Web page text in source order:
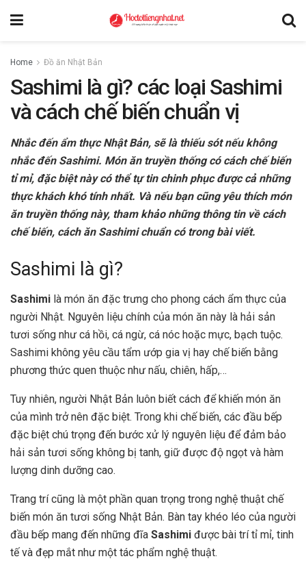
Home Đồ ăn Nhật Bản
Sashimi là gì? các loại Sashimi
và cách chế biến chuẩn vị
Nhắc đến ẩm thực Nhật Bản, sẽ là thiếu sót nếu không
nhắc đến Sashimi. Món ăn truyền thống có cách chế biến
tỉ mỉ, đặc biệt này có thể tự tin chinh phục được cả những
thực khách khó tính nhất. Và nếu bạn cũng yêu thích món
ăn truyền thống này, tham khảo những thông tin về cách
chế biến, cách ăn Sashimi chuẩn có trong bài viết.
Sashimi là gì?
Sashimi là món ăn đặc trưng cho phong cách ẩm thực của
người Nhật. Nguyên liệu chính của món ăn này là hải sản
tươi sống như cá hồi, cá ngừ, cá nóc hoặc mực, bạch tuộc.
Sashimi không yêu cầu tẩm ướp gia vị hay chế biến bằng
phương thức quen thuộc như nấu, chiên, hấp,…
Tuy nhiên, người Nhật Bản luôn biết cách để khiến món ăn
của mình trở nên đặc biệt. Trong khi chế biến, các đầu bếp
đặc biệt chú trọng đến bước xử lý nguyên liệu để đảm bảo
hải sản tươi sống không bị tanh, giữ được độ ngọt và hàm
lượng dinh dưỡng cao.
Trang trí cũng là một phần quan trọng trong nghệ thuật chế
biến món ăn tươi sống Nhật Bản. Bàn tay khéo léo của người
đầu bếp mang đến những đĩa Sashimi được bài trí tỉ mỉ, tinh
tế và đẹp mắt như một tác phẩm nghệ thuật.